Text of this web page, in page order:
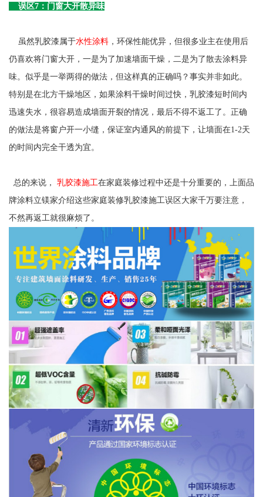
误区7：门窗大开散异味
虽然乳胶漆属于水性涂料 ，环保性能优异，但很多业主在使用后
仍喜欢将门窗大开，一是为了加速墙面干燥，二是为了散去涂料异
味。似乎是一举两得的做法，但这样真的正确吗？事实并非如此。
特别是在北方干燥地区，如果涂料干燥时间过快，乳胶漆短时间内
迅速失水，很容易造成墙面开裂的情况，最后不得不返工了。正确
的做法是将窗户开一小缝，保证室内通风的前提下，让墙面在1-2天
的时间内完全干透为宜。
总的来说， 乳胶漆施工在家庭装修过程中还是十分重要的，上面品
牌涂料立镁家介绍这些家庭装修乳胶漆施工误区大家千万要注意，
不然再返工就很麻烦了。